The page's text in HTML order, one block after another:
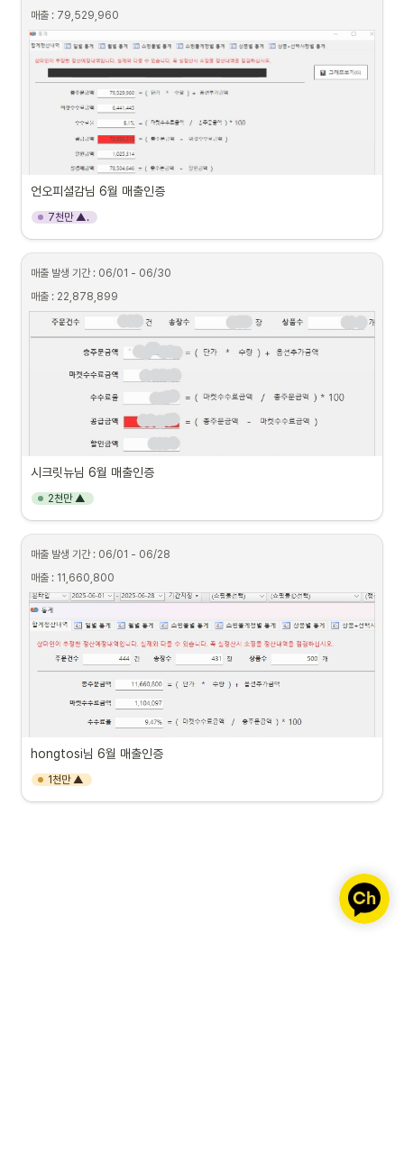
매출 : 79,529,960
언오피셜감님 6월 매출인증
7천만 ▲.
매출 발생 기간 : 06/01 - 06/30
매출 : 22,878,899
시크릿뉴님 6월 매출인증
2천만 ▲
매출 발생 기간 : 06/01 - 06/28
매출 : 11,660,800
hongtosi님 6월 매출인증
1천만 ▲